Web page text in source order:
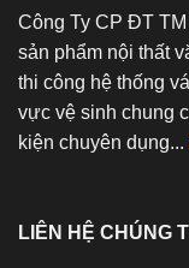
Công Ty CP ĐT
sản phẩm nội thất
thi công hệ thống
vực vệ sinh chung
kiện chuyên dụng...
LIÊN HỆ CHÚNG